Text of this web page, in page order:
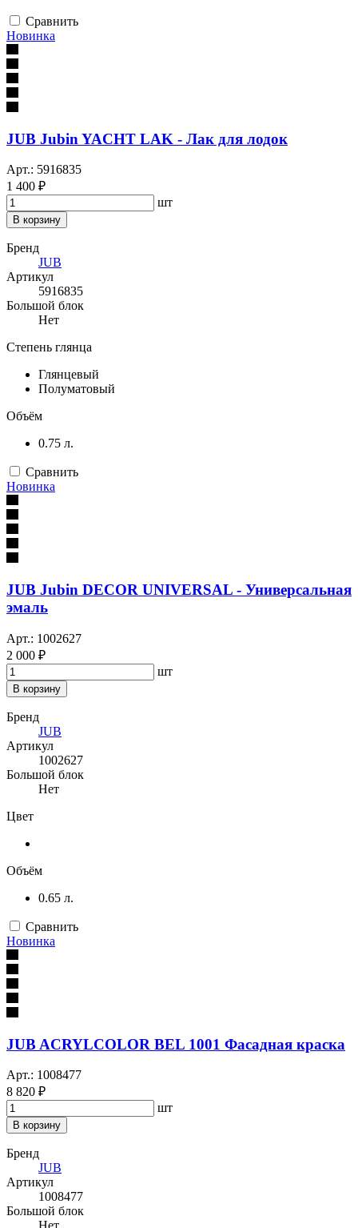
Сравнить
Новинка
JUB Jubin YACHT LAK - Лак для лодок
Арт.: 5916835
1 400 ₽
шт
В корзину
Бренд
JUB
Артикул
5916835
Большой блок
Нет
Степень глянца
Глянцевый
Полуматовый
Объём
0.75 л.
Сравнить
Новинка
JUB Jubin DECOR UNIVERSAL - Универсальная
эмаль
Арт.: 1002627
2 000 ₽
шт
В корзину
Бренд
JUB
Артикул
1002627
Большой блок
Нет
Цвет
Объём
0.65 л.
Сравнить
Новинка
JUB ACRYLCOLOR BEL 1001 Фасадная краска
Арт.: 1008477
8 820 ₽
шт
В корзину
Бренд
JUB
Артикул
1008477
Большой блок